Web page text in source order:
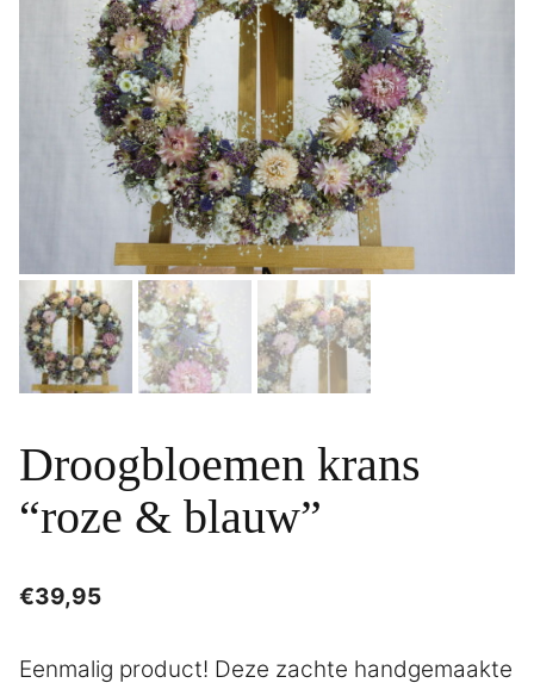
Droogbloemen krans
“roze & blauw”
€39,95
Eenmalig product! Deze zachte handgemaakte